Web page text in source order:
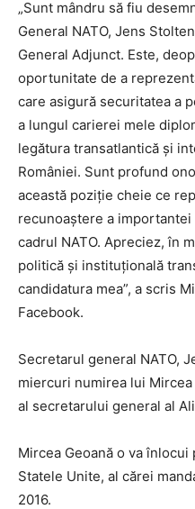
„Sunt mândru să fiu
General NATO, Jens
General Adjunct. Este,
oportunitate de a
care asigură securitatea a
a lungul carierei mele
legătura transatlantică și
României. Sunt profund
această poziție cheie ce
recunoaștere a
cadrul NATO. Apreciez, în
politică și instituțională
candidatura mea”, a scris
Facebook.
Secretarul general NATO,
miercuri numirea lui
al secretarului general al
Mircea Geoană o va
Statele Unite, al cărei
2016.